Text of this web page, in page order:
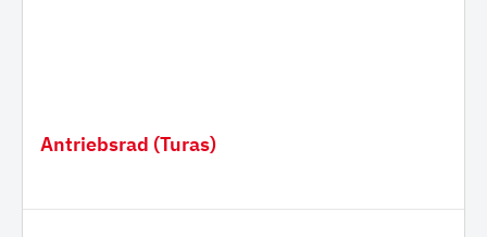
Antriebsrad (Turas)